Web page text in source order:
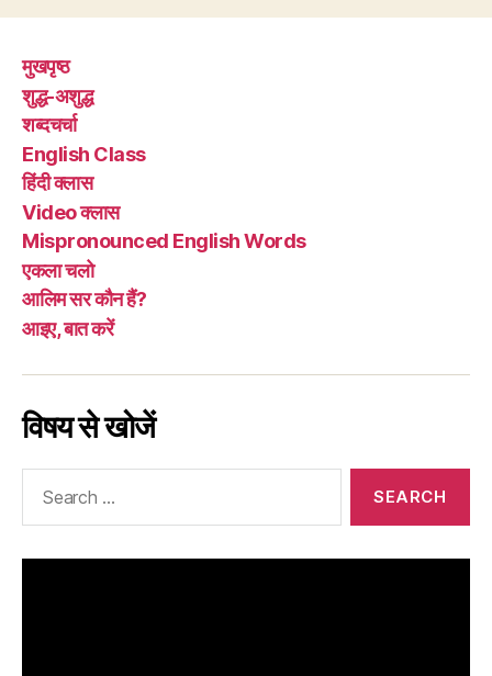
मुखपृष्ठ
शुद्ध-अशुद्ध
शब्दचर्चा
English Class
हिंदी क्लास
Video क्लास
Mispronounced English Words
एकला चलो
आलिम सर कौन हैं?
आइए, बात करें
विषय से खोजें